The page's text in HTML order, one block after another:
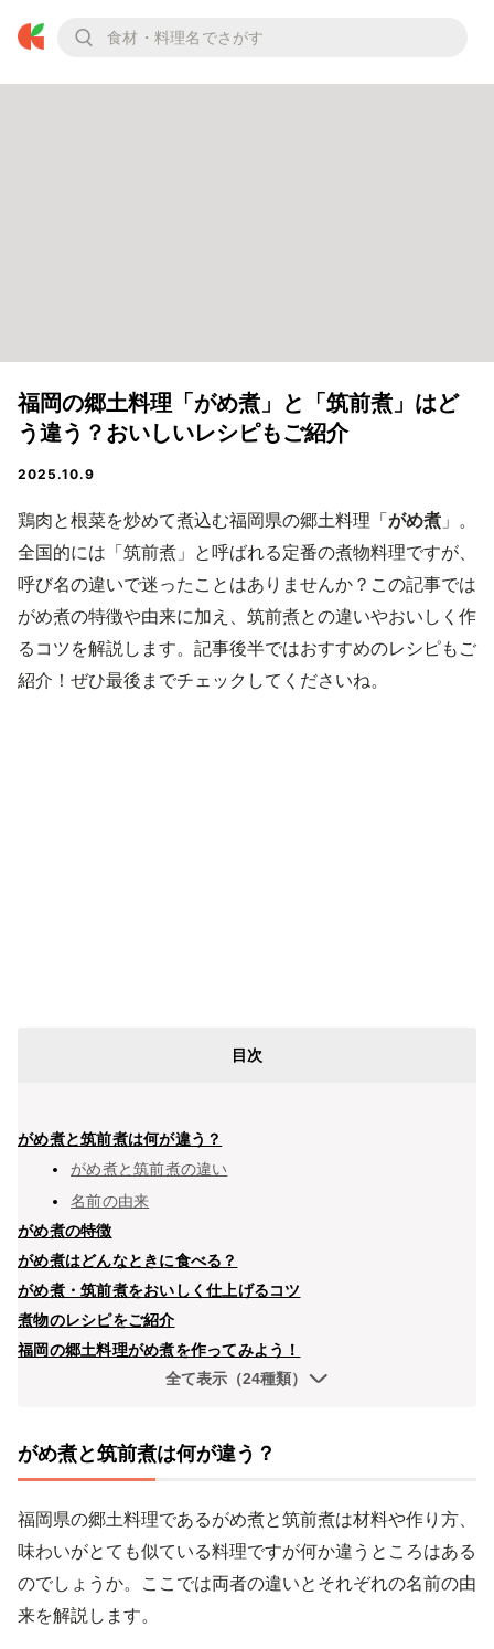
福岡の郷土料理「がめ煮」と「筑前煮」はど
う違う？おいしいレシピもご紹介
2025.10.9
鶏肉と根菜を炒めて煮込む福岡県の郷土料理「がめ煮 」。
全国的には「筑前煮」と呼ばれる定番の煮物料理ですが、
呼び名の違いで迷ったことはありませんか？この記事では
がめ煮の特徴や由来に加え、筑前煮との違いやおいしく作
るコツを解説します。記事後半ではおすすめのレシピもご
紹介！ぜひ最後までチェックしてくださいね。
目次
がめ煮と筑前煮は何が違う？
がめ煮と筑前煮の違い
名前の由来
がめ煮の特徴
がめ煮はどんなときに食べる？
がめ煮・筑前煮をおいしく仕上げるコツ
煮物のレシピをご紹介
福岡の郷土料理がめ煮を作ってみよう！
全て表示（24種類）
がめ煮と筑前煮は何が違う？
福岡県の郷土料理であるがめ煮と筑前煮は材料や作り方、
味わいがとても似ている料理ですが何か違うところはある
のでしょうか。ここでは両者の違いとそれぞれの名前の由
来を解説します。